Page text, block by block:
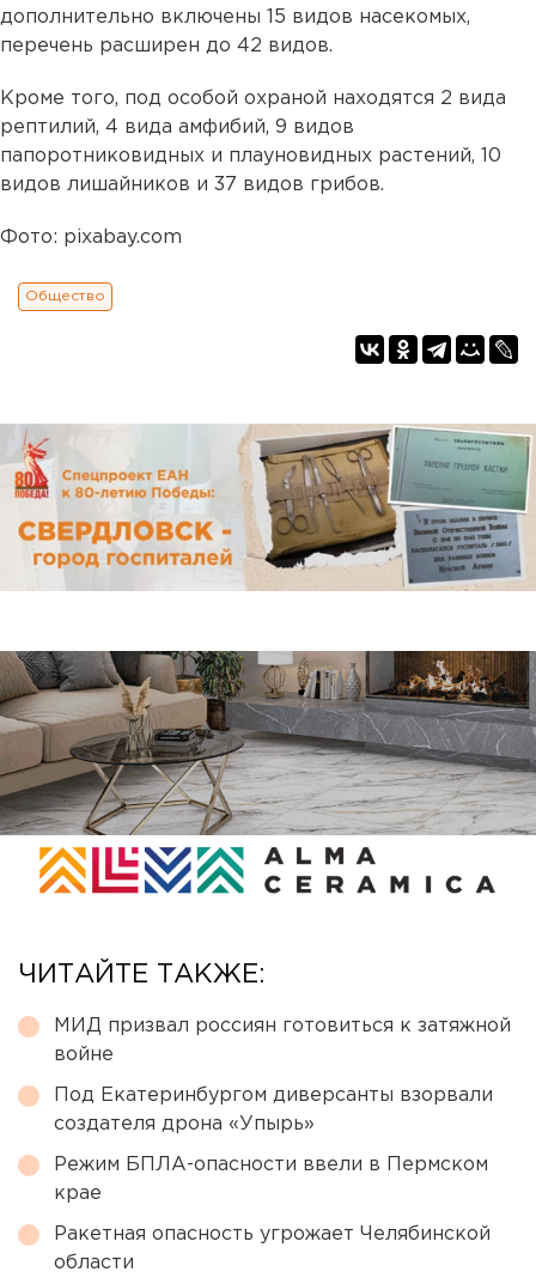
дополнительно включены 15 видов насекомых,
перечень расширен до 42 видов.
Кроме того, под особой охраной находятся 2 вида
рептилий, 4 вида амфибий, 9 видов
папоротниковидных и плауновидных растений, 10
видов лишайников и 37 видов грибов.
Фото: pixabay.com
Общество
ЧИТАЙТЕ ТАКЖЕ:
МИД призвал россиян готовиться к затяжной
войне
Под Екатеринбургом диверсанты взорвали
создателя дрона «Упырь»
Режим БПЛА-опасности ввели в Пермском
крае
Ракетная опасность угрожает Челябинской
области